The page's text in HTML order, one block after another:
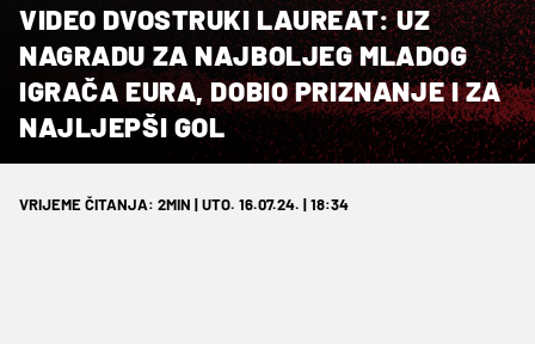
VIDEO DVOSTRUKI LAUREAT: UZ
NAGRADU ZA NAJBOLJEG MLADOG
IGRAČA EURA, DOBIO PRIZNANJE I ZA
NAJLJEPŠI GOL
VRIJEME ČITANJA: 2MIN | UTO. 16.07.24. | 18:34